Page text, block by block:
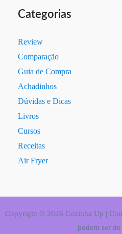
Categorias
Review
Comparação
Guia de Compra
Achadinhos
Dúvidas e Dicas
Livros
Cursos
Receitas
Air Fryer
Copyright © 2026 Cozinha Up |
podem ser